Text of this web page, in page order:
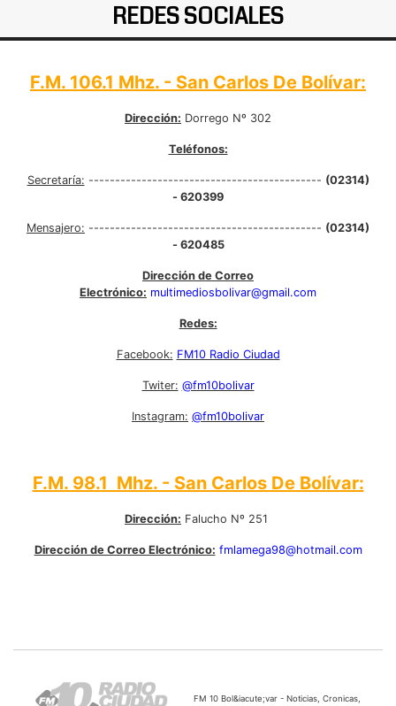
REDES SOCIALES
F.M. 106.1 Mhz. - San Carlos De Bolívar:
Dirección: Dorrego Nº 302
Teléfonos:
Secretaría: -------------------------------------------- (02314)
- 620399
Mensajero: -------------------------------------------- (02314)
- 620485
Dirección de Correo
Electrónico: multimediosbolivar@gmail.com
Redes:
Facebook: FM10 Radio Ciudad
Twiter: @fm10bolivar
Instagram: @fm10bolivar
F.M. 98.1 Mhz. - San Carlos De Bolívar:
Dirección: Falucho Nº 251
Dirección de Correo Electrónico: fmlamega98@hotmail.com
FM 10 Bol&iacute;var - Noticias, Cronicas,